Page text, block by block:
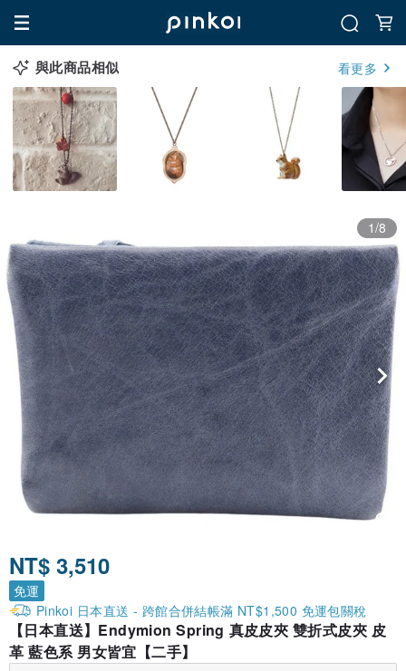
與此商品相似 看更多
1/8
NT$ 3,510
免運
Pinkoi 日本直送 - 跨館合併結帳滿 NT$1,500 免運包關稅
【日本直送】Endymion Spring 真皮皮夾 雙折式皮夾 皮
革 藍色系 男女皆宜【二手】